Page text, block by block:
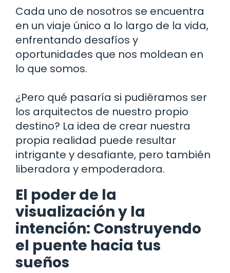
Cada uno de nosotros se encuentra
en un viaje único a lo largo de la vida,
enfrentando desafíos y
oportunidades que nos moldean en
lo que somos.
¿Pero qué pasaría si pudiéramos ser
los arquitectos de nuestro propio
destino? La idea de crear nuestra
propia realidad puede resultar
intrigante y desafiante, pero también
liberadora y empoderadora.
El poder de la
visualización y la
intención: Construyendo
el puente hacia tus
sueños